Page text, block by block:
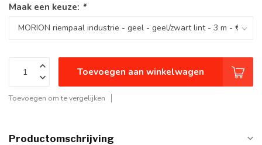
Maak een keuze: *
Toevoegen aan winkelwagen
Toevoegen om te vergelijken
Productomschrijving